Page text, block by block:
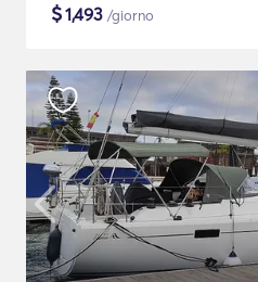
$1,493 /giorno